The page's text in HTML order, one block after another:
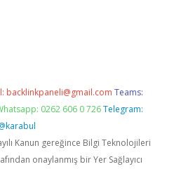
backlinkpaneli@gmail.com Teams:
0262 606 0 726 Telegram:
Kanun gereğince Bilgi Teknolojileri
onaylanmış bir Yer Sağlayıcı